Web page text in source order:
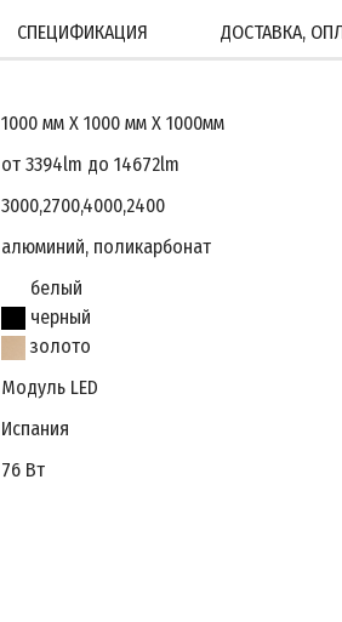
СПЕЦИФИКАЦИЯ ДОСТАВКА,
1000 мм X 1000 мм X 1000мм
от 3394lm до 14672lm
3000,2700,4000,2400
алюминий, поликарбонат
белый
черный
золото
Модуль LED
Испания
76 Вт